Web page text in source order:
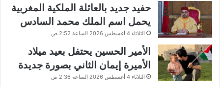
حفيد جديد بالعائلة الملكية المغربية
يحمل اسم الملك محمد السادس
الثلاثاء 4 أغسطس 2026 الساعة 2:52 ص
الأمير الحسين يحتفل بعيد ميلاد
الأميرة إيمان الثاني بصورة جديدة
الثلاثاء 4 أغسطس 2026 الساعة 2:36 ص